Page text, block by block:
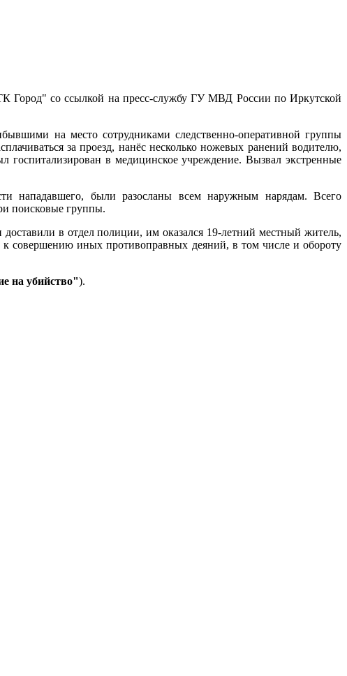
Город" со ссылкой на пресс-службу ГУ МВД России по Иркутской
на место сотрудниками следственно-оперативной группы
за проезд, нанёс несколько ножевых ранений водителю,
госпитализирован в медицинское учреждение. Вызвал экстренные
нападавшего, были разосланы всем наружным нарядам. Всего
поисковые группы.
в отдел полиции, им оказался 19-летний местный житель,
к совершению иных противоправных деяний, в том числе и обороту
на убийство").